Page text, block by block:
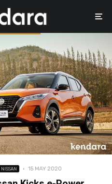
NISSAN · 15 MAY 2020